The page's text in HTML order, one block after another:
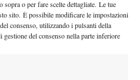
sopra o per fare scelte dettagliate. Le tue
sito. È possibile modificare le impostazioni
consenso, utilizzando i pulsanti della
del consenso nella parte inferiore
giocatori: daGrigor Dimitrov
carriera senza mai aver
1000, non si è mai spinto